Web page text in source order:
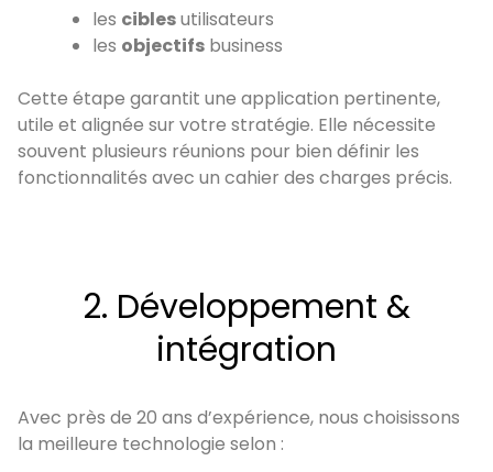
les ciblesutilisateurs
les objectifs business
Cette étape garantit une application pertinente,
utile et alignée sur votre stratégie. Elle nécessite
souvent plusieurs réunions pour bien définir les
fonctionnalités avec un cahier des charges précis.
2. Développement &
intégration
Avec près de 20 ans d’expérience, nous choisissons
la meilleure technologie selon :